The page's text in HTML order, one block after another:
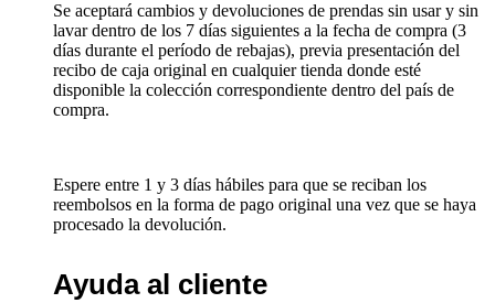
Se aceptará cambios y devoluciones de prendas sin usar y sin
lavar dentro de los 7 días siguientes a la fecha de compra (3
días durante el período de rebajas), previa presentación del
recibo de caja original en cualquier tienda donde esté
disponible la colección correspondiente dentro del país de
compra.
Espere entre 1 y 3 días hábiles para que se reciban los
reembolsos en la forma de pago original una vez que se haya
procesado la devolución.
Ayuda al cliente